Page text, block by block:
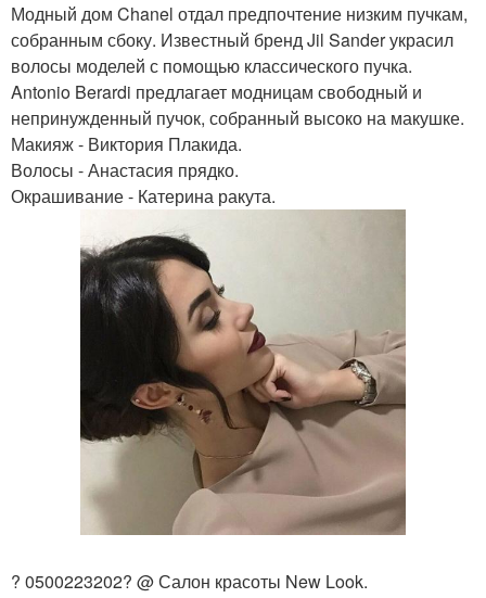
Модный дом Chanel отдал предпочтение низким пучкам,
собранным сбоку. Известный бренд Jil Sander украсил
волосы моделей с помощью классического пучка.
Antonio Berardi предлагает модницам свободный и
непринужденный пучок, собранный высоко на макушке.
Макияж - Виктория Плакида.
Волосы - Анастасия прядко.
Окрашивание - Катерина ракута.
? 0500223202? @ Салон красоты New Look.